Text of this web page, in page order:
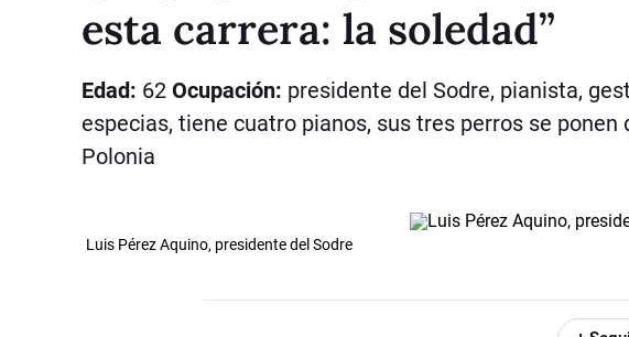
esta carrera: la soledad”
Edad: 62 Ocupación: presidente del Sodre, pianista,
especias, tiene cuatro pianos, sus tres perros se
Polonia
Luis Pérez Aquino, presidente del Sodre